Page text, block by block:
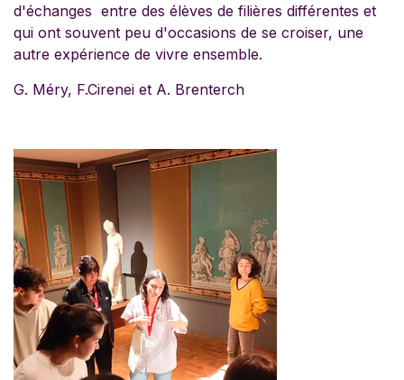
d'échanges entre des élèves de filières différentes et
qui ont souvent peu d'occasions de se croiser, une
autre expérience de vivre ensemble.
G. Méry, F.Cirenei et A. Brenterch